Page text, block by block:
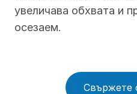
увеличава обхвата и
осезаем.
Свържете